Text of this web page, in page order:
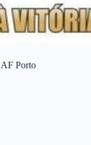
AF Porto